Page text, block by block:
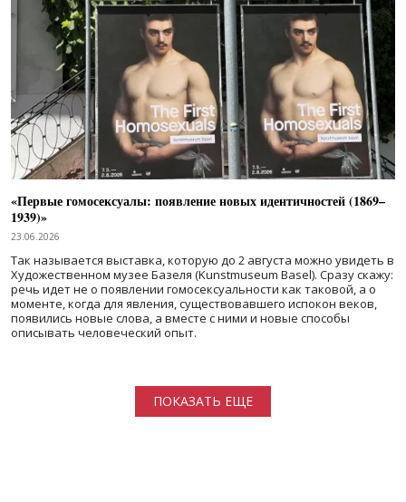
«Первые гомосексуалы: появление новых идентичностей (1869–
1939)»
23.06.2026
Так называется выставка, которую до 2 августа можно увидеть в
Художественном музее Базеля (Kunstmuseum Basel). Сразу скажу:
речь идет не о появлении гомосексуальности как таковой, а о
моменте, когда для явления, существовавшего испокон веков,
появились новые слова, а вместе с ними и новые способы
описывать человеческий опыт.
ПОКАЗАТЬ ЕЩЕ